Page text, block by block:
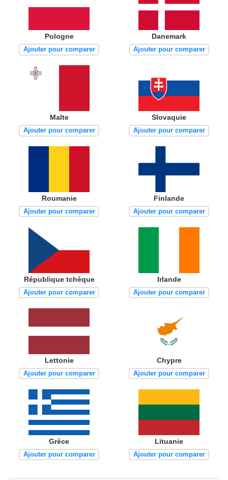
Pologne
Ajouter pour comparer
Danemark
Ajouter pour comparer
Malte
Ajouter pour comparer
Slovaquie
Ajouter pour comparer
Roumanie
Ajouter pour comparer
Finlande
Ajouter pour comparer
République tchèque
Ajouter pour comparer
Irlande
Ajouter pour comparer
Lettonie
Ajouter pour comparer
Chypre
Ajouter pour comparer
Grèce
Ajouter pour comparer
Lituanie
Ajouter pour comparer